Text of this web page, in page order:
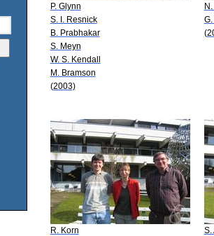
P. Glynn
S. I. Resnick
B. Prabhakar
S. Meyn
W. S. Kendall
M. Bramson
(2003)
R. Korn
S.